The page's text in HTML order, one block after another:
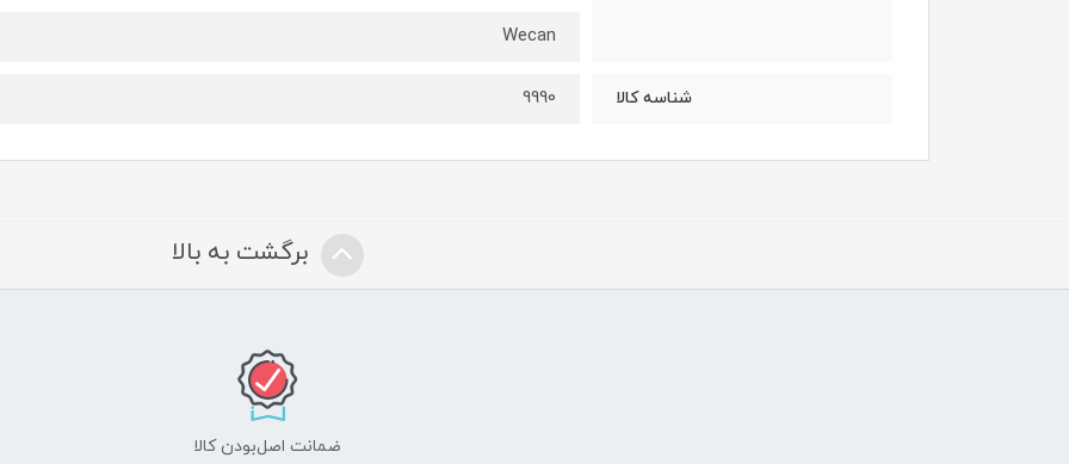
Wecan
شناسه کالا 9990
برگشت به بالا
ضمانت اصل‌بودن کالا